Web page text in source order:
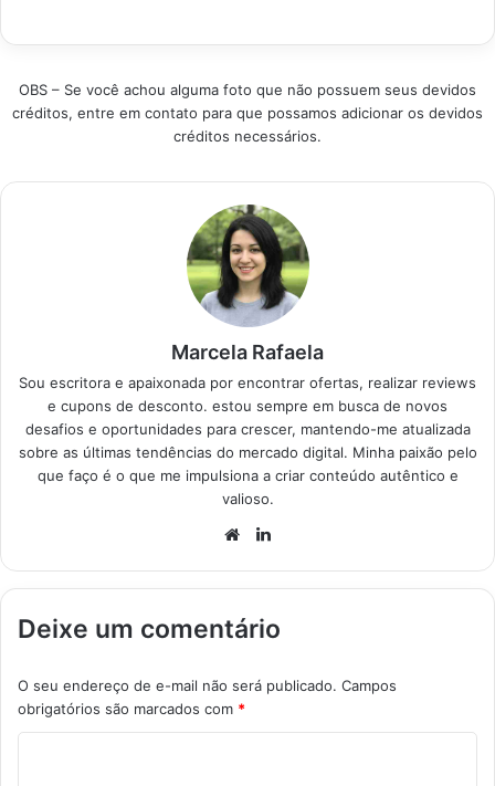
real ou apenas
pesquisou os títulos
mais vendidos e bem
avaliados para ajudar
OBS – Se você achou alguma foto que não possuem seus devidos
créditos, entre em contato para que possamos adicionar os devidos
créditos necessários.
Marcela Rafaela
Sou escritora e apaixonada por encontrar ofertas, realizar reviews
e cupons de desconto. estou sempre em busca de novos
desafios e oportunidades para crescer, mantendo-me atualizada
sobre as últimas tendências do mercado digital. Minha paixão pelo
que faço é o que me impulsiona a criar conteúdo autêntico e
valioso.
Website
Deixe um comentário
O seu endereço de e-mail não será publicado. Campos
obrigatórios são marcados com *